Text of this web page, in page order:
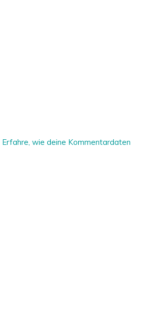
Erfahre, wie deine Kommentardaten